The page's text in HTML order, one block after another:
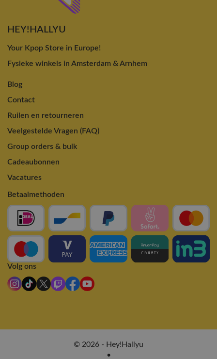
HEY!HALLYU
Your Kpop Store in Europe!
Fysieke winkels in Amsterdam & Arnhem
Blog
Contact
Ruilen en retourneren
Veelgestelde Vragen (FAQ)
Group orders & bulk
Cadeaubonnen
Vacatures
Betaalmethoden
Volg ons
© 2026 - Hey!Hallyu
•